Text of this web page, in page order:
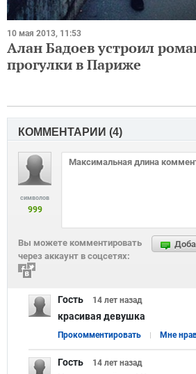
10 мая 2013, 11:53
Алан Бадоев устроил
прогулки в Париже
КОММЕНТАРИИ (4)
символов
999
Вы можете комментировать
через аккаунт в соцсетях:
Гость 14 лет назад
красивая девушка
Прокомментировать Мне
Гость 14 лет назад